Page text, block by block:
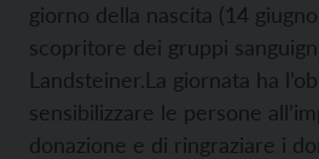
giorno della nascita (14
scopritore dei gruppi
Landsteiner.La giornata ha
sensibilizzare le persone
donazione e di ringraziare i